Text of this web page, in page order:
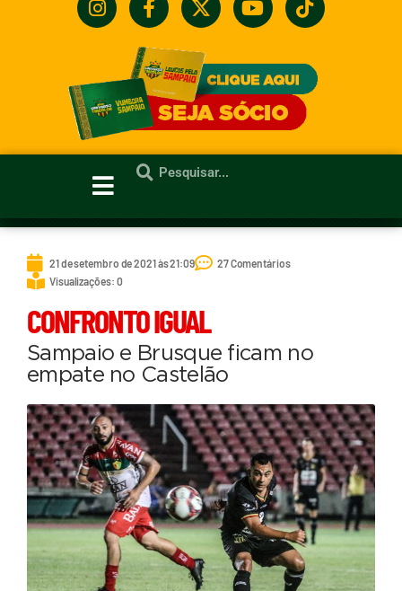
21 de setembro de 2021 às 21:09
27 Comentários
Visualizações: 0
CONFRONTO IGUAL
Sampaio e Brusque ficam no
empate no Castelão